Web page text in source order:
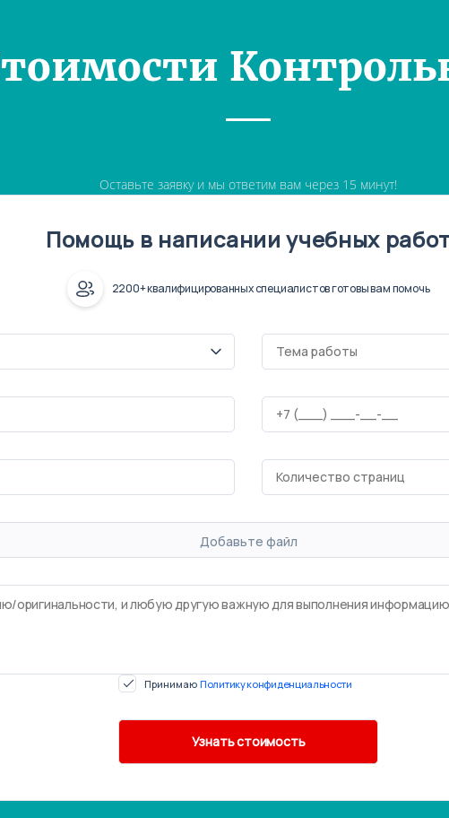
Оставьте заявку и мы ответим вам через 15 минут!
Помощь в написании учебных
2200+ квалифицированных специалистов готовы вам помочь
Добавьте файл
Принимаю Политику конфиденциальности